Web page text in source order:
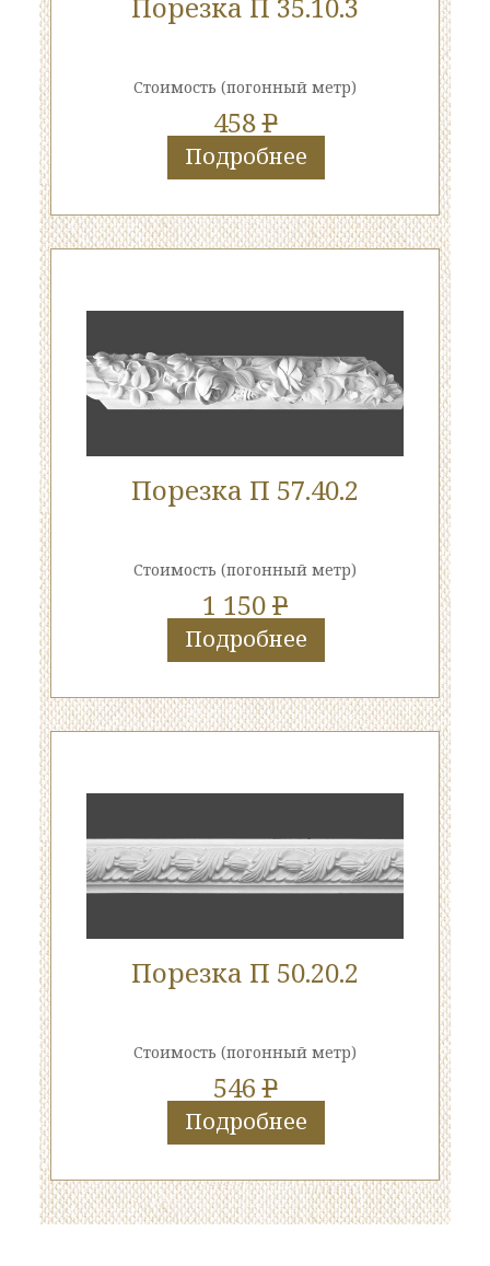
Стоимость (погонный метр)
458P
Подробнее
Порезка П 57.40.2
Стоимость (погонный метр)
1 150P
Подробнее
Порезка П 50.20.2
Стоимость (погонный метр)
546P
Подробнее